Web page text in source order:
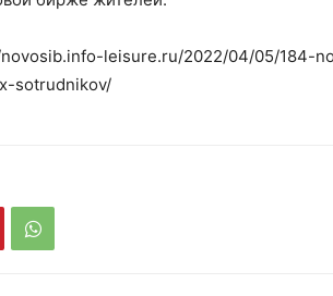
leisure.ru/2022/04/05/184-
sotrudnikov/